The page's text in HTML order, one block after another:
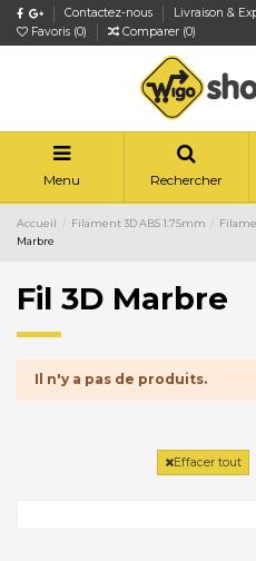
Contactez-nous Livraison &
Favoris (0) Comparer (0)
Menu Rechercher
Accueil Filament 3D ABS 1.75mm
Marbre
Fil 3D Marbre
Il n'y a pas de produits.
Effacer tout